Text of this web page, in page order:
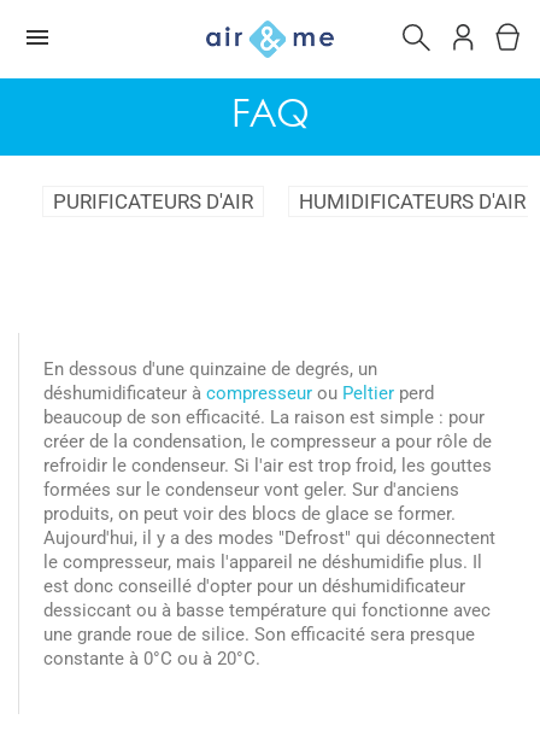
FAQ
PURIFICATEURS D'AIR HUMIDIFICATEURS D'AIR
En dessous d'une quinzaine de degrés, un
déshumidificateur à compresseur ou Peltier perd
beaucoup de son efficacité. La raison est simple : pour
créer de la condensation, le compresseur a pour rôle de
refroidir le condenseur. Si l'air est trop froid, les gouttes
formées sur le condenseur vont geler. Sur d'anciens
produits, on peut voir des blocs de glace se former.
Aujourd'hui, il y a des modes "Defrost" qui déconnectent
le compresseur, mais l'appareil ne déshumidifie plus. Il
est donc conseillé d'opter pour un déshumidificateur
dessiccant ou à basse température qui fonctionne avec
une grande roue de silice. Son efficacité sera presque
constante à 0°C ou à 20°C.